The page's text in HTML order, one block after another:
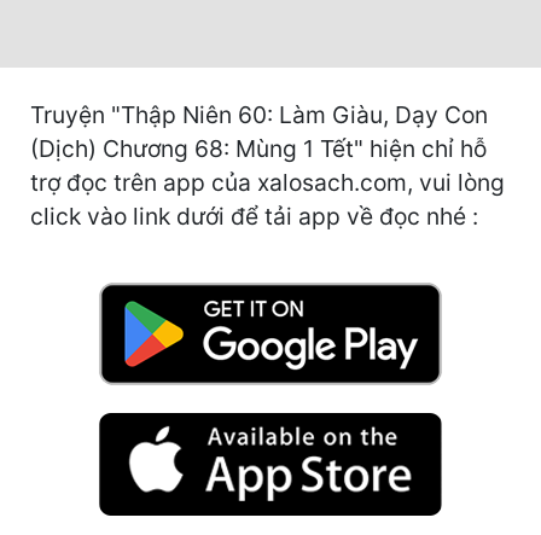
Khoa Huyễn Không Gian
Kinh Dị
Kiếm Hiệp
Truyện "Thập Niên 60: Làm Giàu, Dạy Con
(Dịch) Chương 68: Mùng 1 Tết" hiện chỉ hỗ
trợ đọc trên app của xalosach.com, vui lòng
click vào link dưới để tải app về đọc nhé :